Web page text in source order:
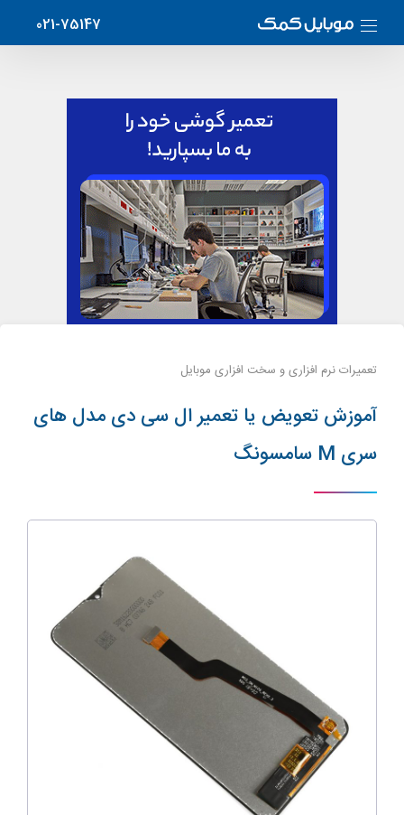
021-75147
تعمیرات نرم افزاری و سخت افزاری موبایل
آموزش تعویض یا تعمیر ال سی دی مدل های
سری M سامسونگ